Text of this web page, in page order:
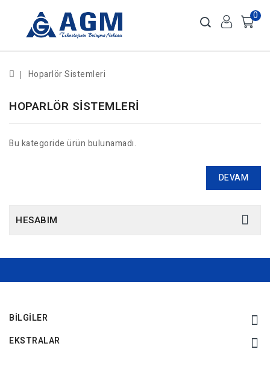
0
Hoparlör Sistemleri
HOPARLÖR SISTEMLERI
Bu kategoride ürün bulunamadı.
DEVAM
HESABIM
BILGILER
EKSTRALAR